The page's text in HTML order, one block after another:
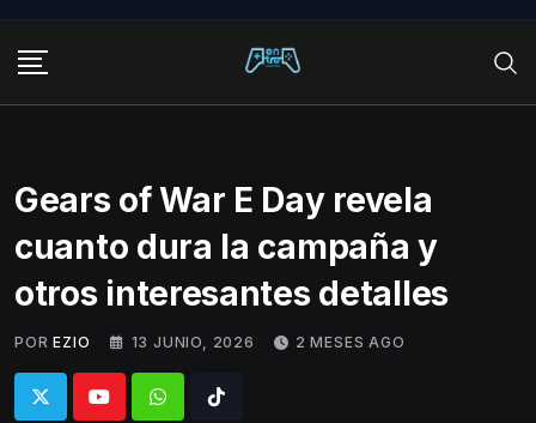
content
Gears of War E Day revela
cuanto dura la campaña y
otros interesantes detalles
POR EZIO 13 JUNIO, 2026 2 MESES AGO
WhatsappTiktok